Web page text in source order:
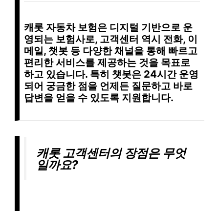
캐롯 자동차 보험은 디지털 기반으로 운
영되는 보험사로, 고객센터 역시 전화, 이
메일, 챗봇 등 다양한 채널을 통해 빠르고
편리한 서비스를 제공하는 것을 목표로
하고 있습니다. 특히 챗봇은 24시간 운영
되어 궁금한 점을 언제든 질문하고 바로
답변을 얻을 수 있도록 지원합니다.
캐롯 고객센터의 장점은 무엇
일까요?